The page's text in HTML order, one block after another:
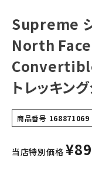
キャップ・ハット
ニット帽・ビーニー
バックパック・リュ
その他バッグ類
スニーカー・ブー
パンツ・ショーツ
Supreme
North
トレッキン
商品番号 168871069
当店特別価格 ¥